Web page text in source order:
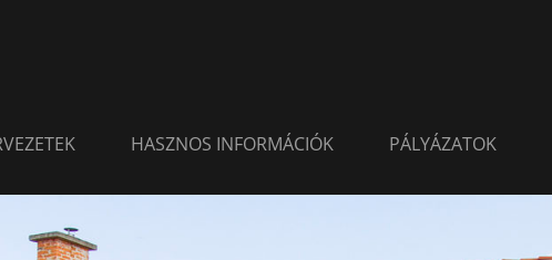
HASZNOS INFORMÁCIÓK PÁLYÁZATOK